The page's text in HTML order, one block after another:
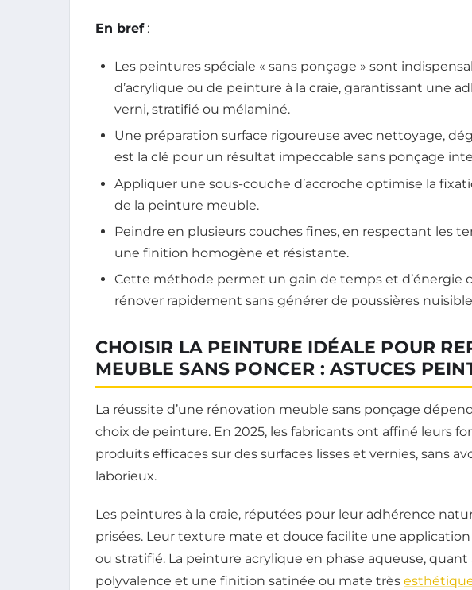
En bref:
Les peintures spéciale « sans ponçage » sont
d’acrylique ou de peinture à la craie, garantissant une
verni, stratifié ou mélaminé.
Une préparation surface rigoureuse avec nettoyage,
est la clé pour un résultat impeccable sans ponçage
Appliquer une sous-couche d’accroche optimise la
de la peinture meuble.
Peindre en plusieurs couches fines, en respectant les
une finition homogène et résistante.
Cette méthode permet un gain de temps et d’énergie
rénover rapidement sans générer de poussières
CHOISIR LA PEINTURE IDÉALE POUR
MEUBLE SANS PONCER : ASTUCES
La réussite d’une rénovation meuble sans ponçage
choix de peinture. En 2025, les fabricants ont affiné leurs
produits efficaces sur des surfaces lisses et vernies, sans
laborieux.
Les peintures à la craie, réputées pour leur adhérence
prisées. Leur texture mate et douce facilite une
ou stratifié. La peinture acrylique en phase aqueuse, quant
polyvalence et une finition satinée ou mate très